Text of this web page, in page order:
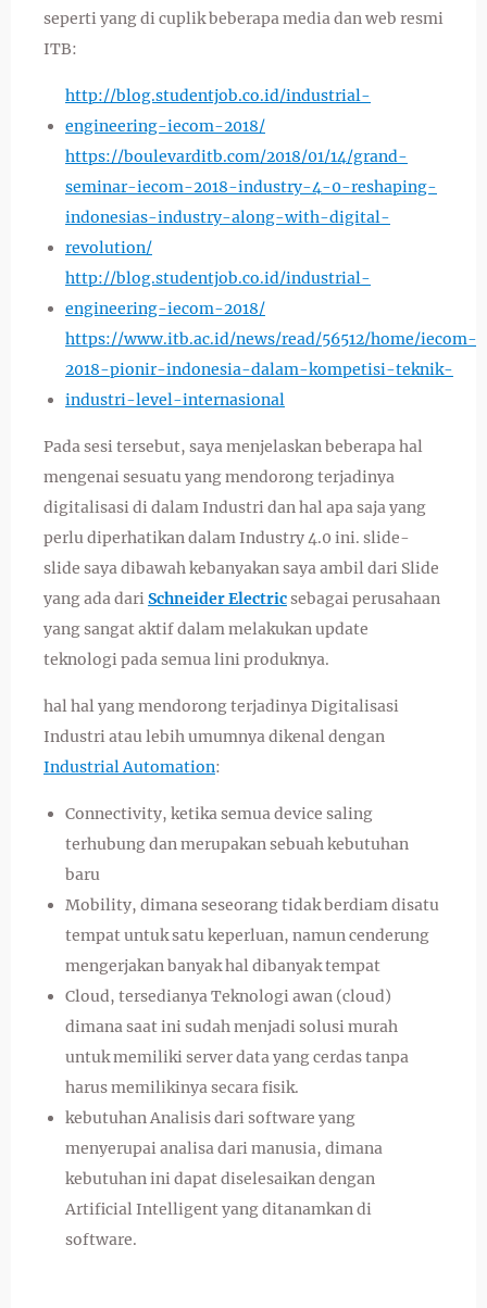
seperti yang di cuplik beberapa media dan web resmi
ITB:
http://blog.studentjob.co.id/industrial-
engineering-iecom-2018/
https://boulevarditb.com/2018/01/14/grand-
seminar-iecom-2018-industry-4-0-reshaping-
indonesias-industry-along-with-digital-
revolution/
http://blog.studentjob.co.id/industrial-
engineering-iecom-2018/
https://www.itb.ac.id/news/read/56512/home/iecom-
2018-pionir-indonesia-dalam-kompetisi-teknik-
industri-level-internasional
Pada sesi tersebut, saya menjelaskan beberapa hal
mengenai sesuatu yang mendorong terjadinya
digitalisasi di dalam Industri dan hal apa saja yang
perlu diperhatikan dalam Industry 4.0 ini. slide-
slide saya dibawah kebanyakan saya ambil dari Slide
yang ada dariSchneider Electricsebagai perusahaan
yang sangat aktif dalam melakukan update
teknologi pada semua lini produknya.
hal hal yang mendorong terjadinya Digitalisasi
Industri atau lebih umumnya dikenal dengan
Industrial Automation:
Connectivity, ketika semua device saling
terhubung dan merupakan sebuah kebutuhan
baru
Mobility, dimana seseorang tidak berdiam disatu
tempat untuk satu keperluan, namun cenderung
mengerjakan banyak hal dibanyak tempat
Cloud, tersedianya Teknologi awan (cloud)
dimana saat ini sudah menjadi solusi murah
untuk memiliki server data yang cerdas tanpa
harus memilikinya secara fisik.
kebutuhan Analisis dari software yang
menyerupai analisa dari manusia, dimana
kebutuhan ini dapat diselesaikan dengan
Artificial Intelligent yang ditanamkan di
software.